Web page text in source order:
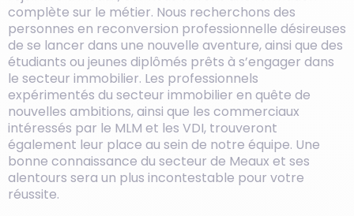
complète sur le métier. Nous recherchons des
personnes en reconversion professionnelle désireuses
de se lancer dans une nouvelle aventure, ainsi que des
étudiants ou jeunes diplômés prêts à s’engager dans
le secteur immobilier. Les professionnels
expérimentés du secteur immobilier en quête de
nouvelles ambitions, ainsi que les commerciaux
intéressés par le MLM et les VDI, trouveront
également leur place au sein de notre équipe. Une
bonne connaissance du secteur de Meaux et ses
alentours sera un plus incontestable pour votre
réussite.